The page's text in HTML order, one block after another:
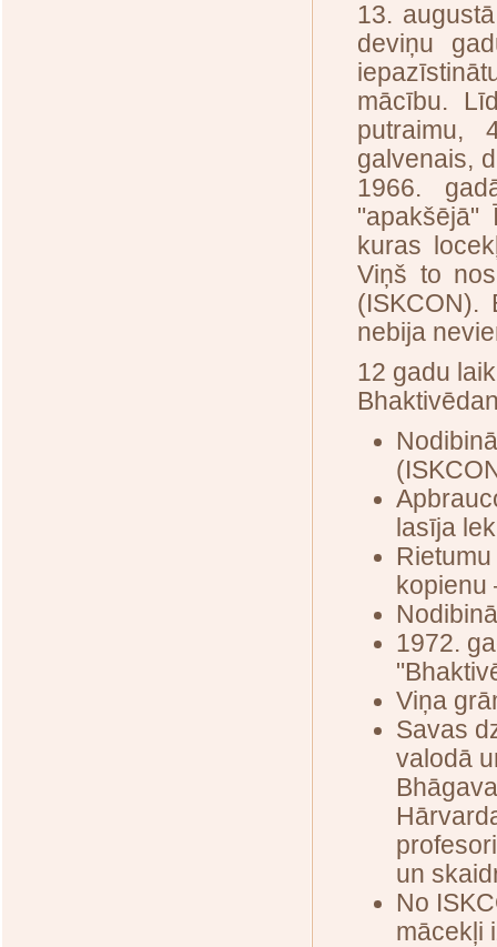
13.
deviņu
mācību.
putraimu,
galvenais,
1966.
"apakšējā"
kuras
Viņš to
(ISKCON).
nebija
12 gadu
lasīja
1972.
Viņa
Savas
valodā
un
No
mācekļi